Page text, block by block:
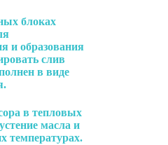
блоках
и образования
слив
в виде
в тепловых
масла и
температурах.